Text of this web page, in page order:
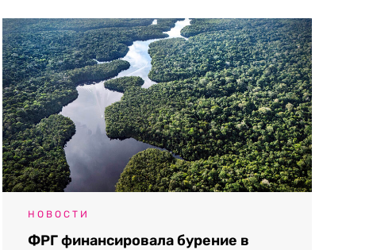
НОВОСТИ
ФРГ финансировала бурение в